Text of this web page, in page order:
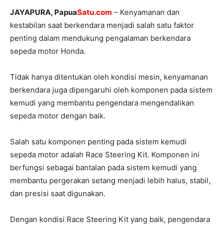
JAYAPURA, PapuaSatu.com – Kenyamanan dan
kestabilan saat berkendara menjadi salah satu faktor
penting dalam mendukung pengalaman berkendara
sepeda motor Honda.
Tidak hanya ditentukan oleh kondisi mesin, kenyamanan
berkendara juga dipengaruhi oleh komponen pada sistem
kemudi yang membantu pengendara mengendalikan
sepeda motor dengan baik.
Salah satu komponen penting pada sistem kemudi
sepeda motor adalah Race Steering Kit. Komponen ini
berfungsi sebagai bantalan pada sistem kemudi yang
membantu pergerakan setang menjadi lebih halus, stabil,
dan presisi saat digunakan.
Dengan kondisi Race Steering Kit yang baik, pengendara